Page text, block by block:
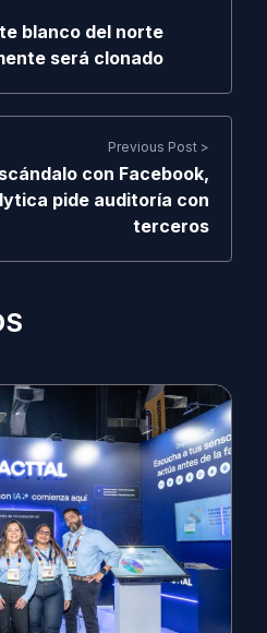
blanco del norte
será clonado
Previous Post >
con Facebook,
pide auditoría con
terceros